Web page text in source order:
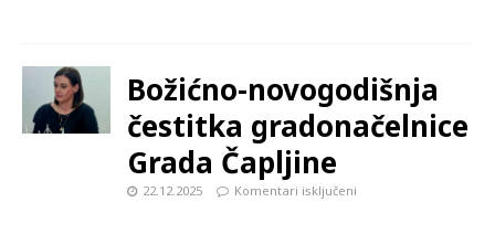
Božićno-novogodišnja
čestitka gradonačelnice
Grada Čapljine
22.12.2025 Komentari isključeni